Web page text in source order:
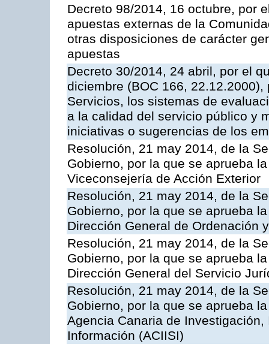
Decreto 98/2014, 16 octubre, por
apuestas externas de la
otras disposiciones de carácter
apuestas
Decreto 30/2014, 24 abril, por el
diciembre (BOC 166,
Servicios, los sistemas de
a la calidad del servicio público y
iniciativas o sugerencias de los
Resolución, 21 may 2014, de la
Gobierno, por la que se aprueba
Viceconsejería de Acción Exterior
Resolución, 21 may 2014, de la
Gobierno, por la que se aprueba
Dirección General de Ordenación
Resolución, 21 may 2014, de la
Gobierno, por la que se aprueba
Dirección General del Servicio
Resolución, 21 may 2014, de la
Gobierno, por la que se aprueba
Agencia Canaria de
Información (ACIISI)